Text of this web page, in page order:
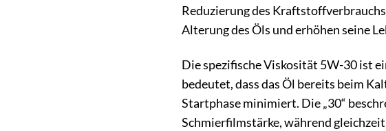
Reduzierung des
Alterung des Öls und erhöhen seine
Die spezifische Viskosität 5W-30 ist
bedeutet, dass das Öl bereits beim
Startphase minimiert. Die „30“
Schmierfilmstärke, während